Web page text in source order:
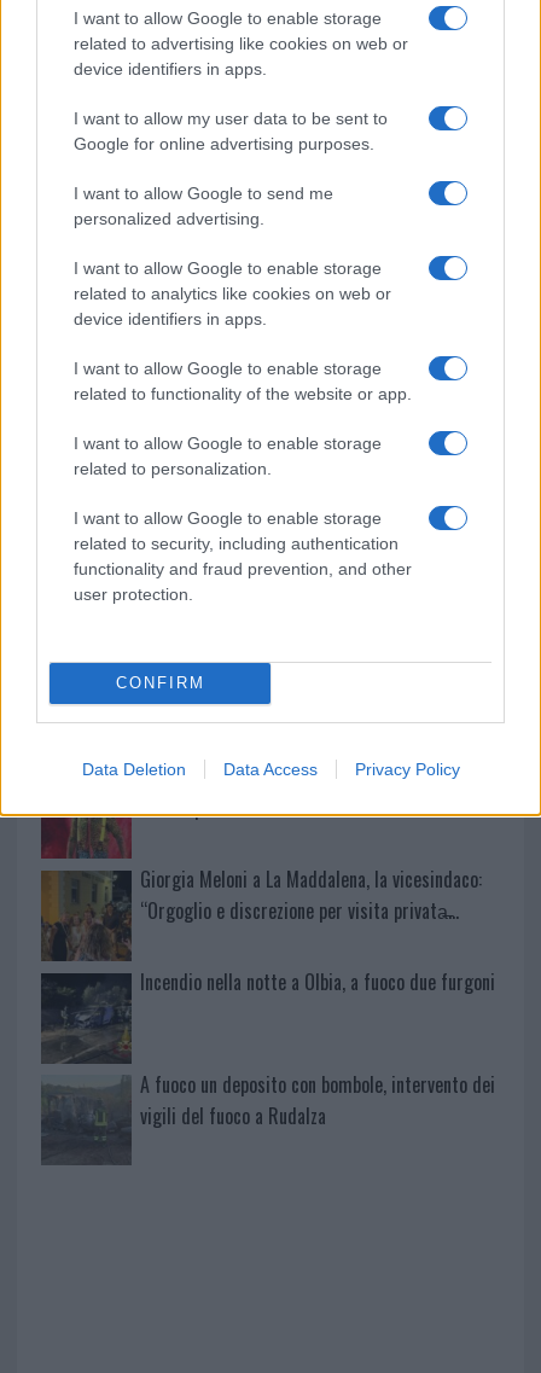
I want to allow Google to enable storage
related to advertising like cookies on web or
device identifiers in apps.
I want to allow my user data to be sent to
Google for online advertising purposes.
I want to allow Google to send me
personalized advertising.
I want to allow Google to enable storage
related to analytics like cookies on web or
device identifiers in apps.
I want to allow Google to enable storage
related to functionality of the website or app.
I want to allow Google to enable storage
related to personalization.
I want to allow Google to enable storage
related to security, including authentication
functionality and fraud prevention, and other
user protection.
CONFIRM
Data Deletion Data Access Privacy Policy
daGoogle News
Condividi l'articolo
F
a
ce
b
o
o
k
T
w
it
te
r
Pi
n
te
re
st
W
h
at
s
A
p
p
S
a
re
Articolo precedente
Prossimo articolo
NOTIZIE RECENTI
Sangue, musica e solidarietà con Avis Olbia al
Meteo Olbia 9 agosto, temperature in calo
Salmo finisce in ospedale a Catania, ma il tour
va avanti: “Sicilia, ci sono”
Jovanotti, Gabry Ponte e Alfa: Olbia ombelico del
mondo per una notte
Giorgia Meloni a La Maddalena, la vicesindaco:
“Orgoglio e discrezione per visita privata̶…
Incendio nella notte a Olbia, a fuoco due furgoni
A fuoco un deposito con bombole, intervento dei
vigili del fuoco a Rudalza